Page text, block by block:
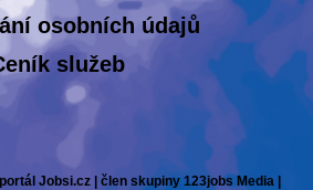
osobních údajů
služeb
Jobsi.cz | člen skupiny 123jobs Media |